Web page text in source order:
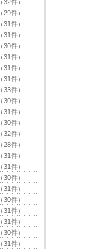
（32件）
（29件）
（31件）
（31件）
（30件）
（31件）
（31件）
（31件）
（33件）
（30件）
（31件）
（30件）
（32件）
（28件）
（31件）
（31件）
（30件）
（31件）
（30件）
（31件）
（31件）
（30件）
（31件）